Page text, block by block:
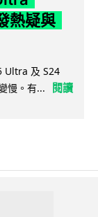
熱疑與
Ultra 及 S24
慢。有...
閱讀